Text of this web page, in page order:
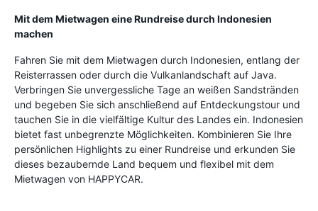
Mit dem Mietwagen eine Rundreise durch Indonesien
machen
Fahren Sie mit dem Mietwagen durch Indonesien, entlang der
Reisterrassen oder durch die Vulkanlandschaft auf Java.
Verbringen Sie unvergessliche Tage an weißen Sandstränden
und begeben Sie sich anschließend auf Entdeckungstour und
tauchen Sie in die vielfältige Kultur des Landes ein. Indonesien
bietet fast unbegrenzte Möglichkeiten. Kombinieren Sie Ihre
persönlichen Highlights zu einer Rundreise und erkunden Sie
dieses bezaubernde Land bequem und flexibel mit dem
Mietwagen von HAPPYCAR.